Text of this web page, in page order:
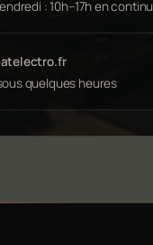
: 10h–17h en continu
quelques heures